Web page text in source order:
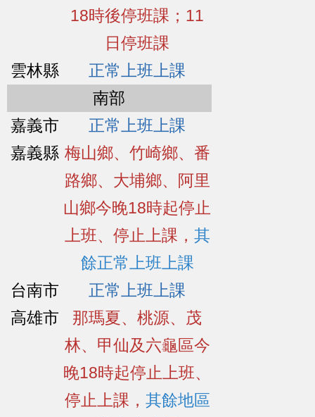
18時後停班課；11
日停班課
雲林縣
正常上班上課
南部
嘉義市
正常上班上課
嘉義縣 梅山鄉、竹崎鄉、番
路鄉、大埔鄉、阿里
山鄉今晚18時起停止
上班、停止上課， 其
餘正常上班上課
台南市
正常上班上課
高雄市
那瑪夏、桃源、茂
林、甲仙及六龜區今
晚18時起停止上班、
停止上課， 其餘地區